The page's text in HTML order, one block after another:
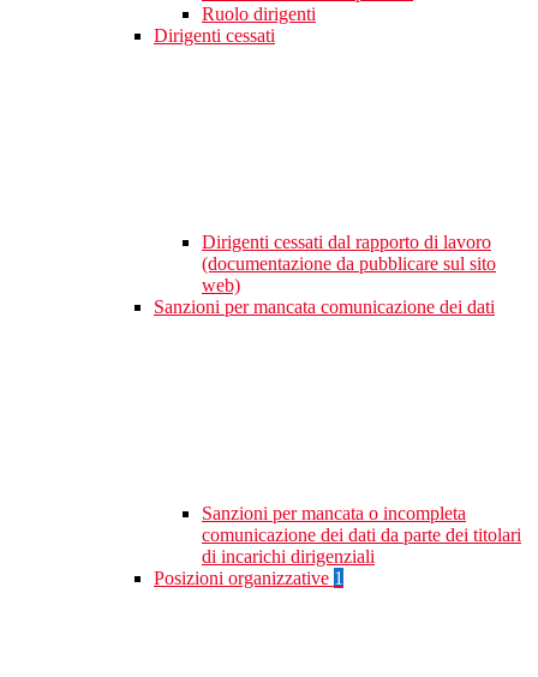
Ruolo dirigenti
Dirigenti cessati
Dirigenti cessati dal rapporto di lavoro
(documentazione da pubblicare sul sito
web)
Sanzioni per mancata comunicazione dei dati
Sanzioni per mancata o incompleta
comunicazione dei dati da parte dei titolari
di incarichi dirigenziali
Posizioni organizzative 1